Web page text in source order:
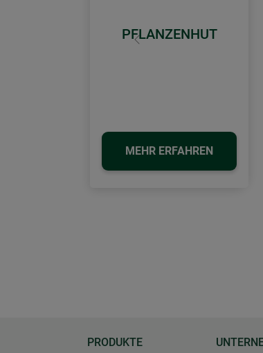
PFLANZENHUT
MEHR ERFAHREN
Zurück
PRODUKTE